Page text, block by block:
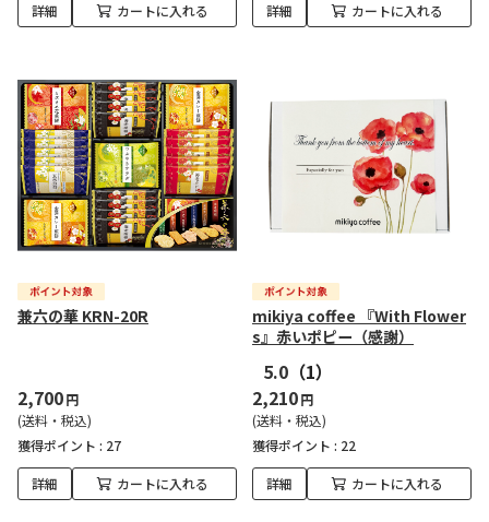
詳細 カートに入れる 詳細 カートに入れる
兼六の華 KRN-20R
2,700円
(送料・税込)
獲得ポイント : 27
詳細 カートに入れる
mikiya coffee 『With Flower
s』赤いポピー（感謝）
5.0 （1）
2,210円
(送料・税込)
獲得ポイント : 22
詳細 カートに入れる